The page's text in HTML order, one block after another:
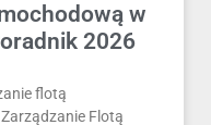
w
2026
flotą
Flotą